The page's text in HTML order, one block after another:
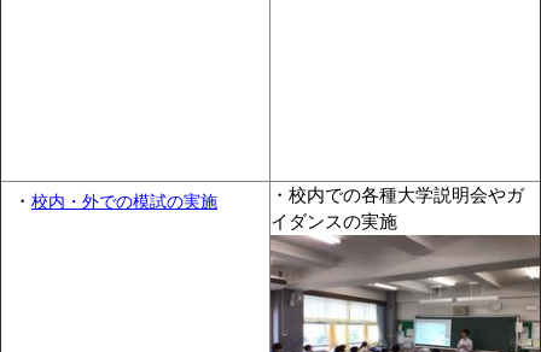
・ 校内・外での模試の実施
・校内での各種大学説明会やガ
イダンスの実施